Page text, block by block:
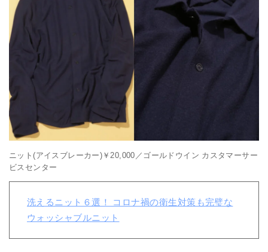
ニット(アイスブレーカー)￥20,000／ゴールドウイン カスタマーサー
ビスセンター
洗えるニット６選！ コロナ禍の衛生対策も完璧な
ウォッシャブルニット